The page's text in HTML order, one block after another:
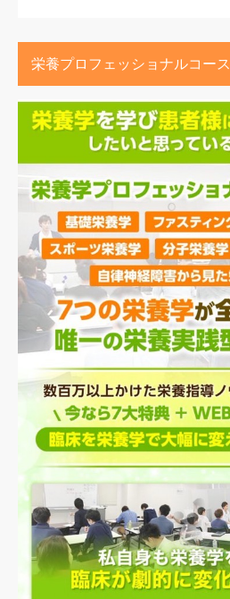
栄養プロフェッショナルコース